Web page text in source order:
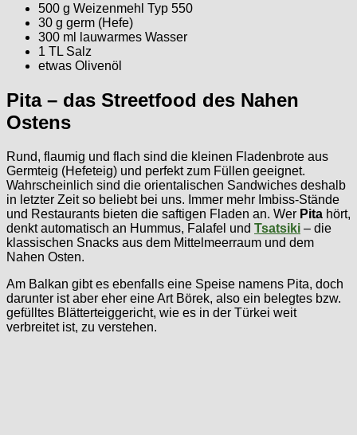
500 g Weizenmehl Typ 550
30 g germ (Hefe)
300 ml lauwarmes Wasser
1 TL Salz
etwas Olivenöl
Pita – das Streetfood des Nahen
Ostens
Rund, flaumig und flach sind die kleinen Fladenbrote aus
Germteig (Hefeteig) und perfekt zum Füllen geeignet.
Wahrscheinlich sind die orientalischen Sandwiches deshalb
in letzter Zeit so beliebt bei uns. Immer mehr Imbiss-Stände
und Restaurants bieten die saftigen Fladen an. Wer Pita hört,
denkt automatisch an Hummus, Falafel und Tsatsiki – die
klassischen Snacks aus dem Mittelmeerraum und dem
Nahen Osten.
Am Balkan gibt es ebenfalls eine Speise namens Pita, doch
darunter ist aber eher eine Art Börek, also ein belegtes bzw.
gefülltes Blätterteiggericht, wie es in der Türkei weit
verbreitet ist, zu verstehen.